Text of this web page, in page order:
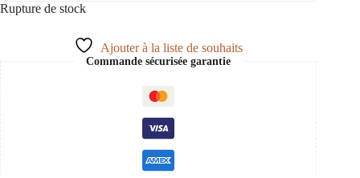
Rupture de stock
Ajouter à la liste de souhaits
Commande sécurisée garantie